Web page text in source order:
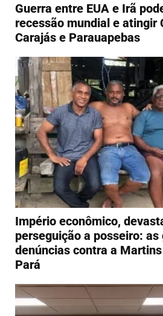
Guerra entre EUA e Irã
recessão mundial e atingir
Carajás e Parauapebas
Império econômico,
perseguição a posseiro: as
denúncias contra a
Pará